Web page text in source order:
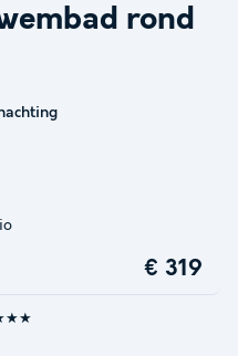
rond
€ 319